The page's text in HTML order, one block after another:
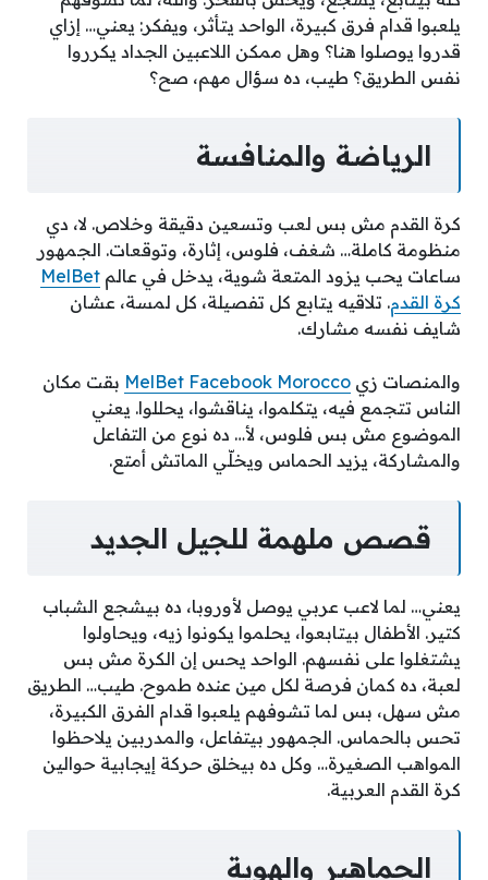
يلعبوا قدام فرق كبيرة، الواحد يتأثر، ويفكر: يعني… إزاي
قدروا يوصلوا هنا؟ وهل ممكن اللاعبين الجداد يكرروا
نفس الطريق؟ طيب، ده سؤال مهم، صح؟
الرياضة والمنافسة
كرة القدم مش بس لعب وتسعين دقيقة وخلاص. لا، دي
منظومة كاملة… شغف، فلوس، إثارة، وتوقعات. الجمهور
ساعات يحب يزود المتعة شوية، يدخل في عالم MelBet
كرة القدم. تلاقيه يتابع كل تفصيلة، كل لمسة، عشان
شايف نفسه مشارك.
والمنصات زي MelBet Facebook Morocco بقت مكان
الناس تتجمع فيه، يتكلموا، يناقشوا، يحللوا. يعني
الموضوع مش بس فلوس، لأ… ده نوع من التفاعل
والمشاركة، يزيد الحماس ويخلّي الماتش أمتع.
قصص ملهمة للجيل الجديد
يعني… لما لاعب عربي يوصل لأوروبا، ده بيشجع الشباب
كتير. الأطفال بيتابعوا، يحلموا يكونوا زيه، ويحاولوا
يشتغلوا على نفسهم. الواحد يحس إن الكرة مش بس
لعبة، ده كمان فرصة لكل مين عنده طموح. طيب… الطريق
مش سهل، بس لما تشوفهم يلعبوا قدام الفرق الكبيرة،
تحس بالحماس. الجمهور بيتفاعل، والمدربين يلاحظوا
المواهب الصغيرة… وكل ده بيخلق حركة إيجابية حوالين
كرة القدم العربية.
الجماهير والهوية